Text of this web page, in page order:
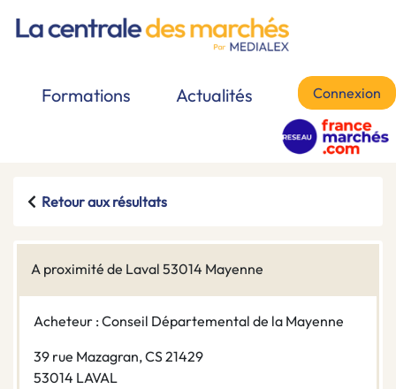
Formations Actualités Connexion
Retour aux résultats
A proximité de Laval 53014 Mayenne
Acheteur : Conseil Départemental de la Mayenne
39 rue Mazagran, CS 21429
53014 LAVAL